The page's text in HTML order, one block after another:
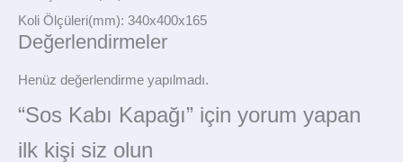
Koli Ölçüleri(mm): 340x400x165
Değerlendirmeler
Henüz değerlendirme yapılmadı.
“Sos Kabı Kapağı” için yorum yapan
ilk kişi siz olun